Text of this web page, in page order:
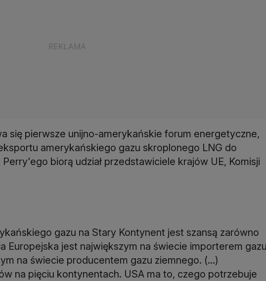
się pierwsze unijno-amerykańskie forum energetyczne,
amerykańskiego gazu skroplonego LNG do
biorą udział przedstawiciele krajów UE, Komisji
gazu na Stary Kontynent jest szansą zarówno
Europejska jest największym na świecie importerem gazu
na świecie producentem gazu ziemnego. (...)
na pięciu kontynentach. USA ma to, czego potrzebuje